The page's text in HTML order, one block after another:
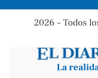
2026 – Todos
La